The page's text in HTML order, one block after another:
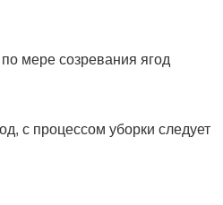
мере созревания ягод
с процессом уборки следует